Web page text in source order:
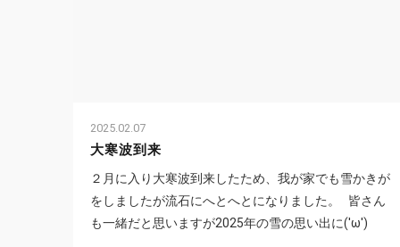
2025.02.07
大寒波到来
２月に入り大寒波到来したため、我が家でも雪かきが
をしましたが流石にへとへとになりました。 皆さん
も一緒だと思いますが2025年の雪の思い出に('ω')